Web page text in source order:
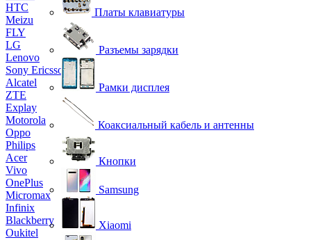
HTC
Meizu
FLY
LG
Lenovo
Sony Ericsson
Alcatel
ZTE
Explay
Motorola
Oppo
Philips
Acer
Vivo
OnePlus
Micromax
Infinix
Blackberry
Oukitel
Платы клавиатуры
Разъемы зарядки
Рамки дисплея
Коаксиальный кабель и антенны
Кнопки
Samsung
Xiaomi